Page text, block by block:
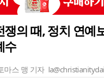
쟁의 때, 정치 연예
수
마스 맹 기자